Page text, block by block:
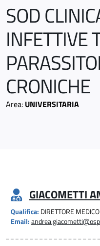
SOD
INFETTIVE
CRONICHE
Area: UNIVERSITARIA
GIACOMETTI
Qualifica: DIRETTORE MEDICO
Email: